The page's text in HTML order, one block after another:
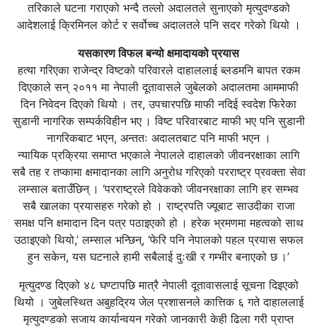
तरिकाले घटना गराएको भन्दै तल्लो अदालतले सुनाएको मृत्युदण्डको
आदेशलाई क्रिमिनल कोर्ट र सर्वोच्च अदालतले पनि सदर गरेको थियो ।
यसकारण विफल बन्यो क्षमादायको प्रयास
हत्या गरिएका राजेन्द्र विष्टको परिवारले दाहाललाई ब्लडमनि बापत रकम
दिएकाले सन् २०११ मा नेपाली दूतावासले जुबेलको अदालतमा आममाफी
दिन निवेदन दिएको थियो । तर, उपचारपछि माफी नदिई स्वदेश फिरेका
सुडानी नागरिक सम्पर्कविहीन भए । विष्ट परिवारबाट माफी भए पनि सुडानी
नागरिकबाट भएन, अन्ततः अदालतबाट पनि माफी भएन ।
न्यायिक प्रक्रिया समाप्त भएकाले नेपालले दाहालको जीवनरक्षाका लागि
सबै तह र तप्कामा क्षमादानका लागि अनुरोध गरिएको परराष्ट्र प्रवक्ता सेवा
लम्साल बताउँछिन् । ‘परराष्ट्रले विवेकको जीवनरक्षाका लागि हर सम्भव
सबै खालका प्रयासहरु गरेको हो । राष्ट्रपति ज्यूबाट साउदीका राजा
समक्ष पनि क्षमादान दिन पत्र पठाइएको हो । हरेक भ्रमणमा महत्वको साथ
उठाइएको थियो,’ लम्साल भन्छिन्, ‘फेरि पनि नेपालको पहल प्रयास सफल
हुन सकेन, यस घटनाले हामी सबैलाई दुःखी र गम्भीर बनाएको छ ।’
मृत्युदण्ड दिएको ४८ घण्टापछि मात्रै नेपाली दूतावासलाई सूचना दिइएको
थियो । जुबेलस्थित अबुहद्रिय जेल प्रशासनले कात्तिक ६ गते दाहाललाई
मृत्युदण्डको सजाय कार्यान्वयन गरेको जानकारी केही ढिला गरी प्राप्त